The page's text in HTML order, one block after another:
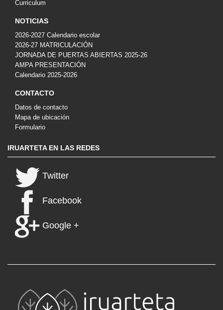
Curriculum
NOTICIAS
2026-2027 Calendario escolar
2026-27 MATRICULACIÓN
JORNADA DE PUERTAS ABIERTAS 2025-26
AMPA PRESENTACIÓN
Calendario 2025-2026
CONTACTO
Datos de contacto
Mapa de ubicación
Formulario
IRUARTETA EN LAS REDES
Twitter
Facebook
Google +